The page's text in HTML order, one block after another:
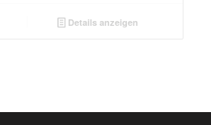
Details anzeigen